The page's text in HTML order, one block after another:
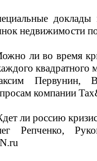
недвижимости
ли во время
квадратного
Первунин,
компании
ли рoссию
Репченко,